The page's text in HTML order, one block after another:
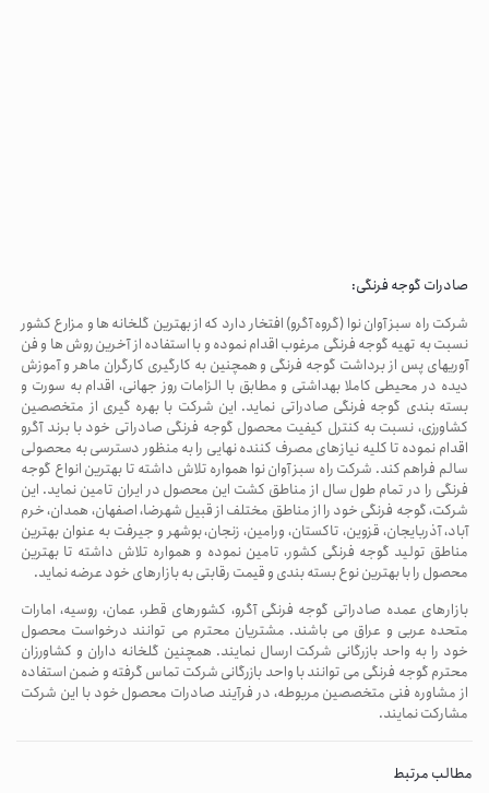
صادرات گوجه فرنگی:
شرکت راه سبز آوان نوا (گروه آگرو) افتخار دارد که از بهترین گلخانه ها و مزارع کشور
نسبت به تهیه گوجه فرنگی مرغوب اقدام نموده و با استفاده از آخرین روش ها و فن
آوریهای پس از برداشت گوجه فرنگی و همچنین به کارگیری کارگران ماهر و آموزش
دیده در محیطی کاملا بهداشتی و مطابق با الزامات روز جهانی، اقدام به سورت و
بسته بندی گوجه فرنگی صادراتی نماید. این شرکت با بهره گیری از متخصصین
کشاورزی، نسبت به کنترل کیفیت محصول گوجه فرنگی صادراتی خود با برند آگرو
اقدام نموده تا کلیه نیازهای مصرف کننده نهایی را به منظور دسترسی به محصولی
سالم فراهم کند. شرکت راه سبز آوان نوا همواره تلاش داشته تا بهترین انواع گوجه
فرنگی را در تمام طول سال از مناطق کشت این محصول در ایران تامین نماید. این
شرکت، گوجه فرنگی خود را از مناطق مختلف از قبیل شهرضا، اصفهان، همدان، خرم
آباد، آذربایجان، قزوین، تاکستان، ورامین، زنجان، بوشهر و جیرفت به عنوان بهترین
مناطق تولید گوجه فرنگی کشور، تامین نموده و همواره تلاش داشته تا بهترین
محصول را با بهترین نوع بسته بندی و قیمت رقابتی به بازارهای خود عرضه نماید.
بازارهای عمده صادراتی گوجه فرنگی آگرو، کشورهای قطر، عمان، روسیه، امارات
متحده عربی و عراق می باشند. مشتریان محترم می توانند درخواست محصول
خود را به واحد بازرگانی شرکت ارسال نمایند. همچنین گلخانه داران و کشاورزان
محترم گوجه فرنگی می توانند با واحد بازرگانی شرکت تماس گرفته و ضمن استفاده
از مشاوره فنی متخصصین مربوطه، در فرآیند صادرات محصول خود با این شرکت
مشارکت نمایند.
مطالب مرتبط